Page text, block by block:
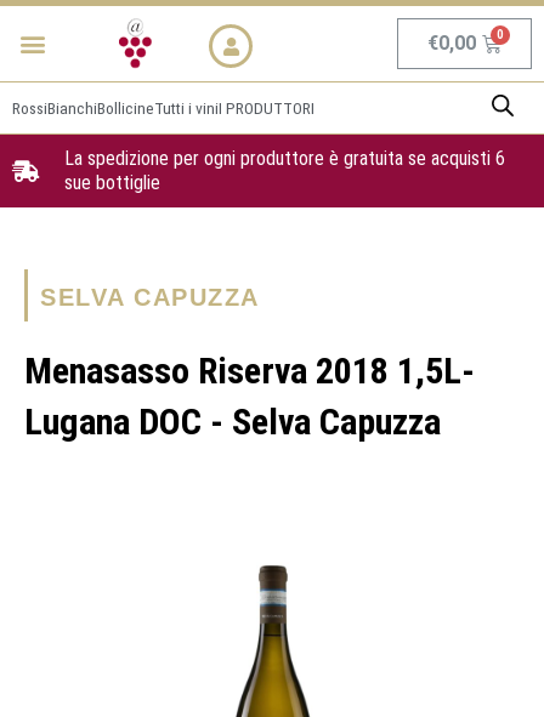
Vai
Menu €0,00
RossiBianchiBollicineTutti i viniI PRODUTTORI
La spedizione per ogni produttore è gratuita se acquisti 6
sue bottiglie
SELVA CAPUZZA
Menasasso Riserva 2018 1,5L-
Lugana DOC - Selva Capuzza